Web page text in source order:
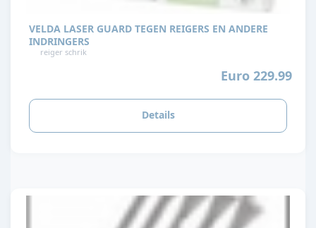
VELDA LASER GUARD TEGEN REIGERS EN ANDERE
INDRINGERS
reiger schrik
Euro 229.99
Details